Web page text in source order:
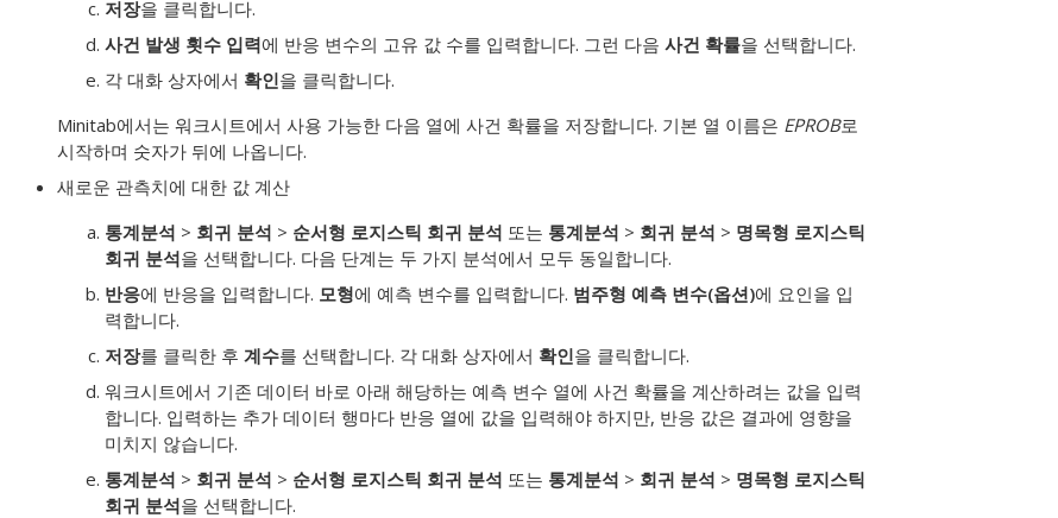
저장을 클릭합니다.
사건 발생 횟수 입력에 반응 변수의 고유 값 수를 입력합니다. 그런 다음 사건 확률을 선택합니다.
각 대화 상자에서 확인을 클릭합니다.
Minitab에서는 워크시트에서 사용 가능한 다음 열에 사건 확률을 저장합니다. 기본 열 이름은 EPROB로
시작하며 숫자가 뒤에 나옵니다.
새로운 관측치에 대한 값 계산
통계분석 > 회귀 분석 > 순서형 로지스틱 회귀 분석 또는 통계분석 > 회귀 분석 > 명목형 로지스틱
회귀 분석을 선택합니다. 다음 단계는 두 가지 분석에서 모두 동일합니다.
반응에 반응을 입력합니다. 모형에 예측 변수를 입력합니다. 범주형 예측 변수(옵션)에 요인을 입
력합니다.
저장를 클릭한 후 계수를 선택합니다. 각 대화 상자에서 확인을 클릭합니다.
워크시트에서 기존 데이터 바로 아래 해당하는 예측 변수 열에 사건 확률을 계산하려는 값을 입력
합니다. 입력하는 추가 데이터 행마다 반응 열에 값을 입력해야 하지만, 반응 값은 결과에 영향을
미치지 않습니다.
통계분석 > 회귀 분석 > 순서형 로지스틱 회귀 분석 또는 통계분석 > 회귀 분석 > 명목형 로지스틱
회귀 분석을 선택합니다.